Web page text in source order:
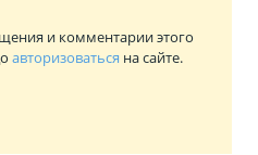
и комментарии этого
авторизоваться на сайте.